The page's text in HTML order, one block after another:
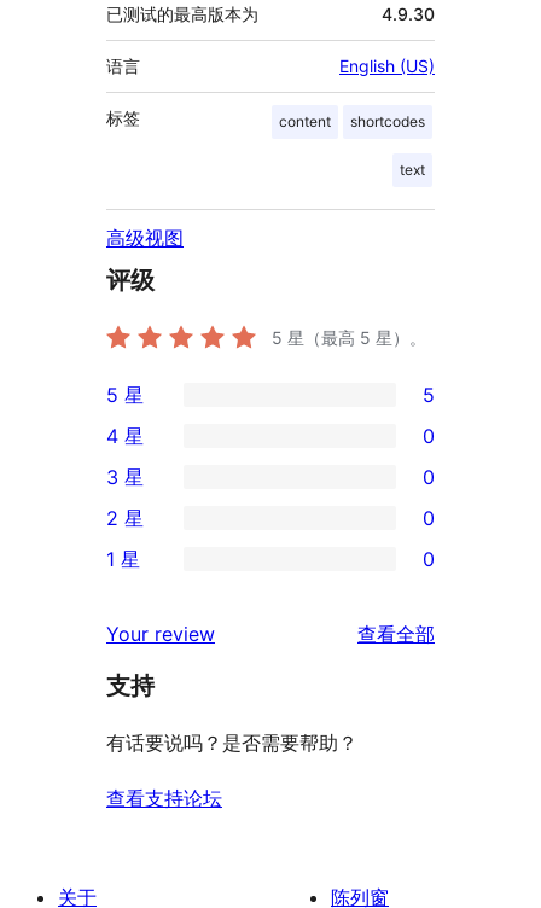
已测试的最高版本为 4.9.30
语言 English (US)
标签 content shortcodes
text
高级视图
评级
5 星（最高 5 星）。
5
条
5
星
评
5 星 5
条
4
星
价
4 星 0
0
条
3
评
价
3 星 0
条
星
评
2 星 0
1
星
价
1 星 0
Your review 查看全部
支持
有话要说吗？是否需要帮助？
查看支持论坛
关于
陈列窗